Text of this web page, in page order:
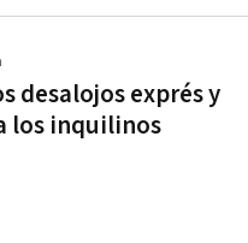
desalojos exprés y
los inquilinos